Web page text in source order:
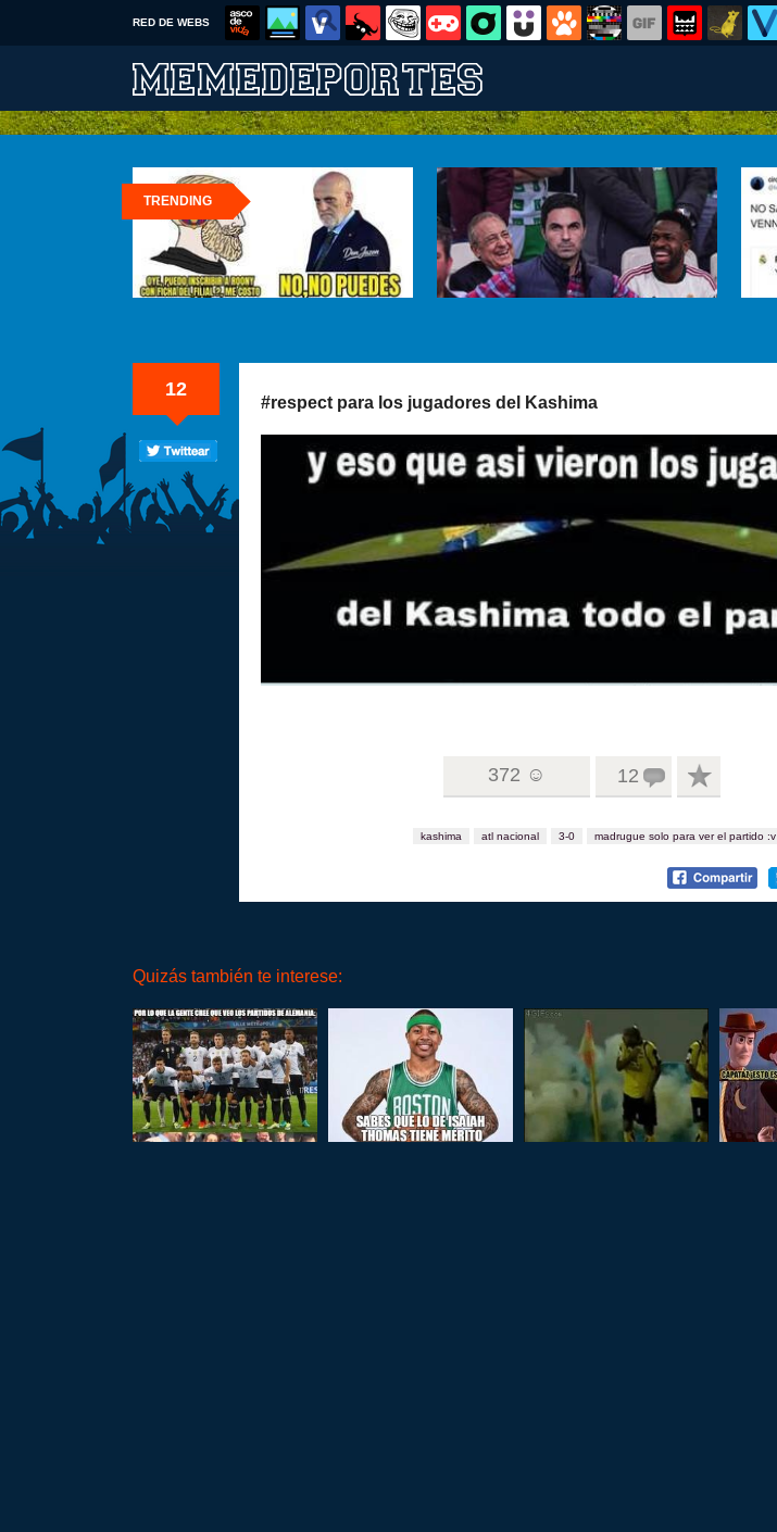
RED DE WEBS
TRENDING
12
#respect para los jugadores del Kashima
372 ☺ 12
kashima atl nacional 3-0 madrugue solo para ver el partido :v
Quizás también te interese: